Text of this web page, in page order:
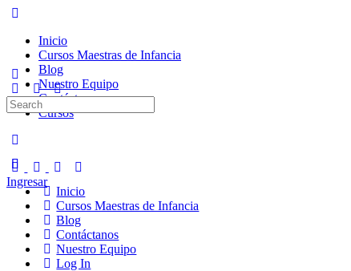
Inicio
Cursos Maestras de Infancia
Blog
Nuestro Equipo
Contáctanos
Cursos
Ingresar
Search
for:
Inicio
Cursos Maestras de Infancia
Blog
Contáctanos
Nuestro Equipo
Log In